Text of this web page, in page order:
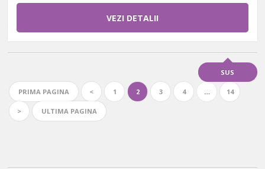
VEZI DETALII
SUS
PRIMA PAGINA < 1 2 3 4 … 14
> ULTIMA PAGINA